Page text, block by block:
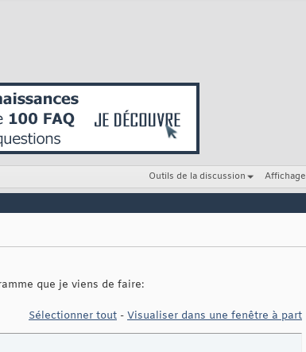
Outils de la discussion Affichage
que je viens de faire:
Sélectionner tout - Visualiser dans une fenêtre à part